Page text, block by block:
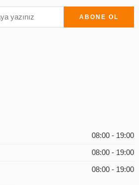
08:00 - 19:00
08:00 - 19:00
08:00 - 19:00